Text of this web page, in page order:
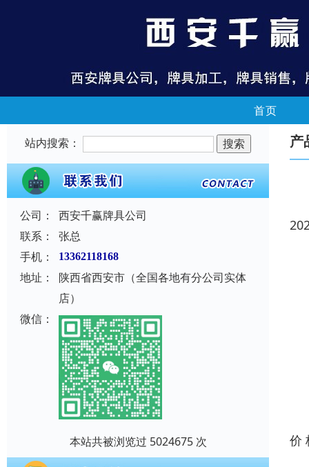
首页
站内搜索：
公司：
西安千赢牌具公司
联系：
张总
手机：
13362118168
地址：
陕西省西安市（全国各地有分公司实体
店）
微信：
本站共被浏览过 5024675 次
产
价